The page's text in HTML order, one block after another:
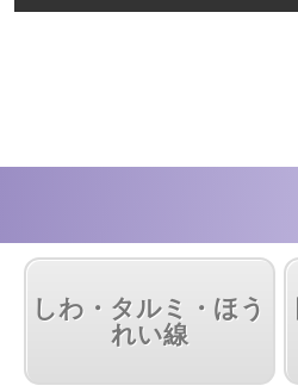
しわ・タルミ・ほう
れい線